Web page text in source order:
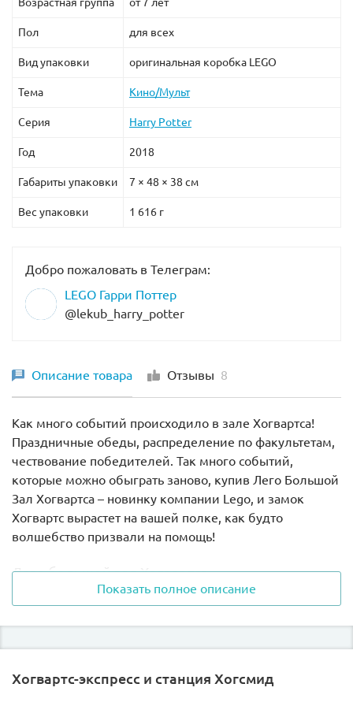
Хогвартс составляют: 41х29х17 см в высоту, длину и
ширину.
Пол для всех
Вид упаковки оригинальная коробка LEGO
Тема Кино/Мульт
Серия Harry Potter
Год 2018
Габариты упаковки 7 × 48 × 38 см
Вес упаковки 1 616 г
Добро пожаловать в Телеграм:
LEGO Гарри Поттер
@lekub_harry_potter
Описание товара Отзывы 8
Как много событий происходило в зале Хогвартса!
Праздничные обеды, распределение по факультетам,
чествование победителей. Так много событий,
которые можно обыграть заново, купив Лего Большой
Зал Хогвартса – новинку компании Lego, и замок
Хогвартс вырастет на вашей полке, как будто
волшебство призвали на помощь!
Лего большой зал Хогвартса
Компания Lego решила перевыпустить обновленную
линейку наборов про маленьких волшебников
полюбившейся киносаги. Конструктор lego 75954
Гарри Поттер этого полугодия, в его состав входит 878
Показать полное описание
Хогвартс-экспресс и станция Хогсмид